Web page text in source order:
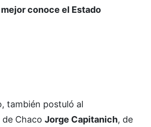
conoce el Estado
también postuló al
Chaco Jorge Capitanich, de